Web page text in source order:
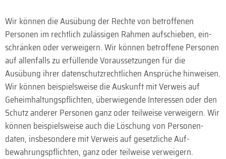
Wir können die Ausübung der Rechte von betroffenen
Personen im recht­lich zu­lässigen Rahmen auf­schieben, ein­
schränken oder ver­weigern. Wir können betroffene Personen
auf allen­falls zu erfüllende Voraus­setzungen für die
Ausübung ihrer daten­schutz­rechtlichen Ansprüche hinweisen.
Wir können beispiels­weise die Aus­kunft mit Ver­weis auf
Geheim­haltungs­pflichten, überwiegende Inter­essen oder den
Schutz anderer Personen ganz oder teil­weise verweigern. Wir
können beispielsweise auch die Löschung von Personen­
daten, ins­besondere mit Verweis auf gesetz­liche Auf­
bewahrungs­pflichten, ganz oder teil­weise verweigern.